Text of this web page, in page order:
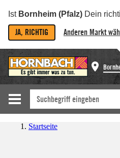
Ist Bornheim (Pfalz) Dein
JA, RICHTIG Anderen Markt
Startseite